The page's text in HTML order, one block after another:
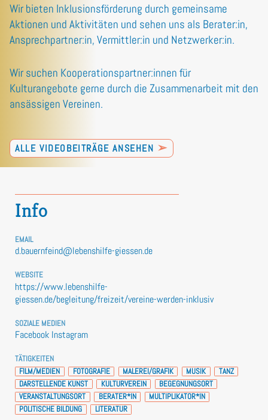
Wir bieten Inklusionsförderung durch gemeinsame
Aktionen und Aktivitäten und sehen uns als Berater:in,
Ansprechpartner:in, Vermittler:in und Netzwerker:in.
Wir suchen Kooperationspartner:innen für
Kulturangebote gerne durch die Zusammenarbeit mit den
ansässigen Vereinen.
ALLE VIDEOBEITRÄGE ANSEHEN ➢
Info
EMAIL
d.bauernfeind@lebenshilfe-giessen.de
WEBSITE
https://www.lebenshilfe-
giessen.de/begleitung/freizeit/vereine-werden-inklusiv
SOZIALE MEDIEN
Facebook Instagram
TÄTIGKEITEN
FILM/MEDIEN
FOTOGRAFIE MALEREI/GRAFIK MUSIK
TANZ
DARSTELLENDE KUNST
KULTURVEREIN
BEGEGNUNGSORT
VERANSTALTUNGSORT
BERATER*IN
MULTIPLIKATOR*IN
POLITISCHE BILDUNG
LITERATUR